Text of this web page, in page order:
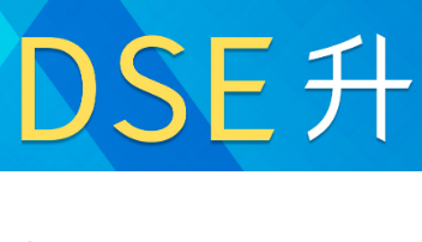
財經 生活 健康